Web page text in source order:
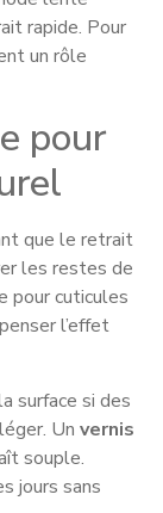
rapide. Pour
un rôle
pour
que le retrait
les restes de
pour cuticules
l’effet
surface si des
Un vernis
souple.
jours sans